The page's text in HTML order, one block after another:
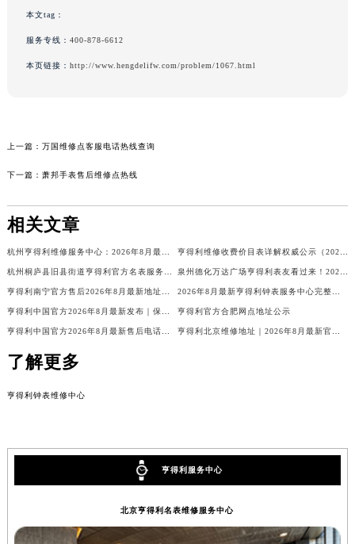
本文tag：
服务专线： 400-878-6612
本页链接： http://www.hengdelifw.com/problem/1067.html
上一篇： 万国维修点客服电话热线查询
下一篇： 萧邦手表售后维修点热线
相关文章
亨得利官方合肥网点地址公示
了解更多
亨得利钟表维修中心
亨得利服务中心
北京亨得利名表维修服务中心